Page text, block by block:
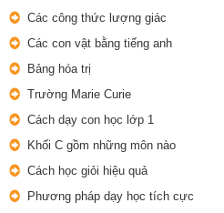
Các công thức lượng giác
Các con vật bằng tiếng anh
Bảng hóa trị
Trường Marie Curie
Cách dạy con học lớp 1
Khối C gồm những môn nào
Cách học giỏi hiệu quả
Phương pháp dạy học tích cực